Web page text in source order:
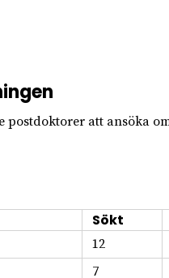
postdoktorer att ansöka
Sökt
12
7